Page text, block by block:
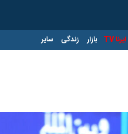
ایرنا TV بازار زندگی سایر